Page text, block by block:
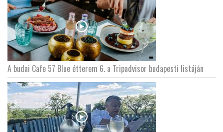
A budai Cafe 57 Blue étterem 6. a Tripadvisor budapesti listáján